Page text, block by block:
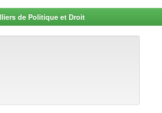
de Politique et Droit